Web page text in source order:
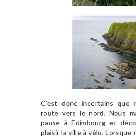
C’est donc incertains que
route vers le nord. Nous
pause à Edimbourg et
plaisir la ville à vélo. Lorsque